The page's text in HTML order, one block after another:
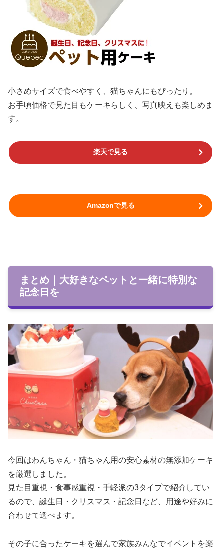
小さめサイズで食べやすく、猫ちゃんにもぴったり。
お手頃価格で見た目もケーキらしく、写真映えも楽しめま
す。
楽天で見る
Amazonで見る
まとめ｜大好きなペットと一緒に特別な
記念日を
今回はわんちゃん・猫ちゃん用の安心素材の無添加ケーキ
を厳選しました。
見た目重視・食事感重視・手軽派の3タイプで紹介してい
るので、誕生日・クリスマス・記念日など、用途や好みに
合わせて選べます。
その子に合ったケーキを選んで家族みんなでイベントを楽